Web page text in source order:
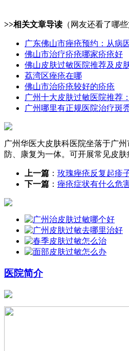
>>相关文章导读 （网友还看了哪
广东佛山市痤疮预约：从病
佛山市治疗疥疮哪家疥疮好
佛山皮肤过敏医院推荐及皮
荔湾区痤疮在哪
佛山市治疥疮较好的疥疮
广州十大皮肤过敏医院推荐
广州哪里有正规医院治疗斑
广州华医大皮肤科医院坐落于广
防、康复为一体。可开展常见皮
上一篇 ： 玫瑰痤疮反复起疹
下一篇 ： 痤疮症状有什么危
医院简介